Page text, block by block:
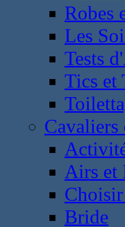
Robes
Les
Tests
Tics et
Cavaliers
Airs et
Choisir
Bride